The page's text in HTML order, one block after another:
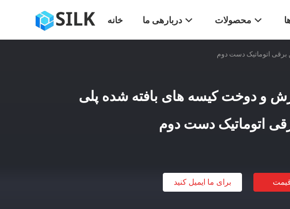
خانه دربارهی ما محصولات
برقی اتوماتیک دست دوم
و دوخت کیسه های بافته شده پلی
اتوماتیک دست دوم
برای ما ایمیل کنید